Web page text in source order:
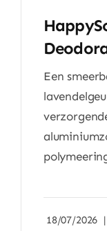
Een
18/07/2026 |